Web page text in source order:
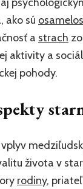
ako sú
a strach
aktivity a
pohody.
života v
rodiny,